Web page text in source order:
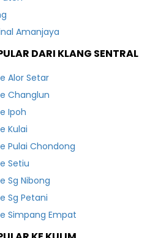
Amanjaya
DARI KLANG SENTRAL
Alor Setar
Changlun
Ipoh
Kulai
Pulai Chondong
Setiu
Sg Nibong
Sg Petani
Simpang Empat